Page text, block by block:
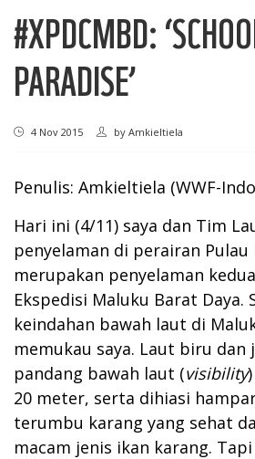
#XPDCMBD:
PARADISE’
4 Nov 2015 by Amkieltiela
Penulis: Amkieltiela (WWF-
Hari ini (4/11) saya dan Tim
penyelaman di perairan Pulau
merupakan penyelaman
Ekspedisi Maluku Barat Daya.
keindahan bawah laut di
memukau saya. Laut biru dan
pandang bawah laut (visibility
20 meter, serta dihiasi
terumbu karang yang sehat
macam jenis ikan karang.